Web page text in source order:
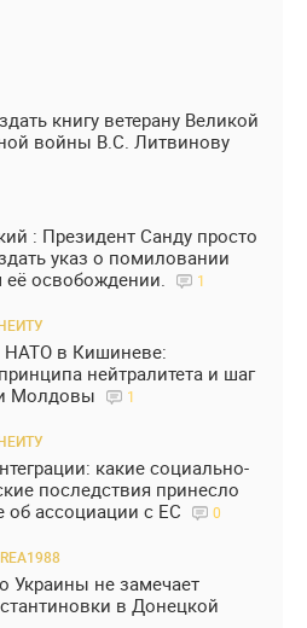
книгу ветерану Великой
войны В.С. Литвинову
: Президент Санду просто
указ о помиловании
её освобождении.
1
НАТО в Кишиневе:
нейтралитета и шаг
Молдовы
1
какие социально-
последствия принесло
ассоциации с ЕС
0
Украины не замечает
в Донецкой